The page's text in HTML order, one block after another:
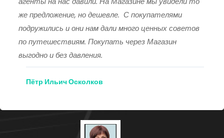
же предложение, но дешевле. С покупателями
подружились и они нам дали много ценных советов
по путешествиям. Покупать через Магазин
выгодно и без давления.
Пётр Ильич Осколков